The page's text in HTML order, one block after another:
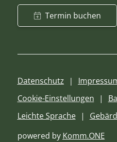
Termin buchen
Datenschutz
Cookie-Einstellungen
Leichte Sprache
powered by Komm.ONE